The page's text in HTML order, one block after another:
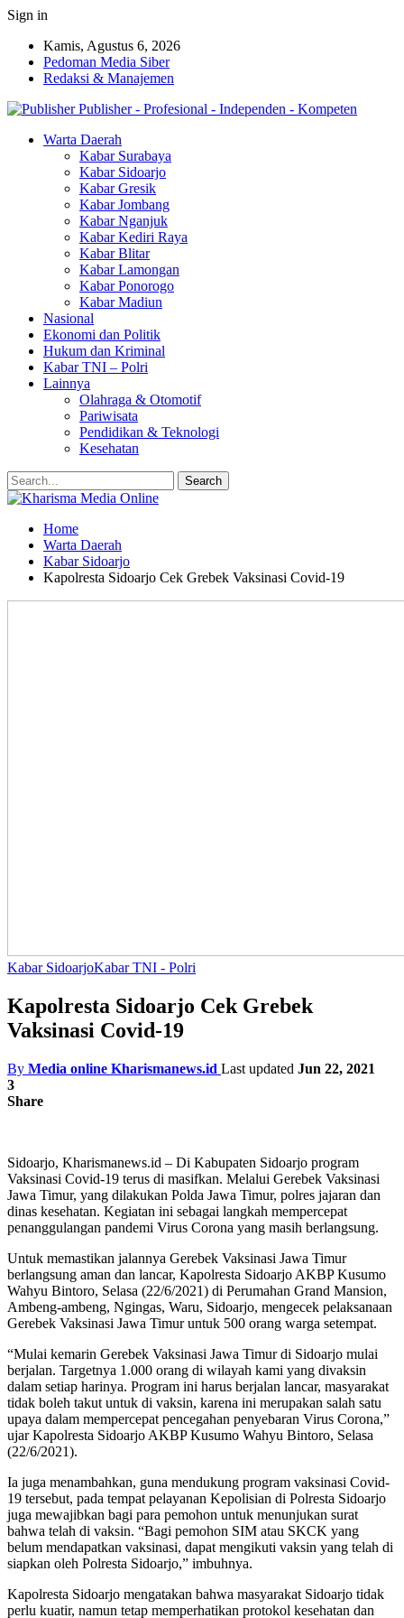
Sign in
Kamis, Agustus 6, 2026
Pedoman Media Siber
Redaksi & Manajemen
Publisher - Profesional - Independen - Kompeten
Warta Daerah
Kabar Surabaya
Kabar Sidoarjo
Kabar Gresik
Kabar Jombang
Kabar Nganjuk
Kabar Kediri Raya
Kabar Blitar
Kabar Lamongan
Kabar Ponorogo
Kabar Madiun
Nasional
Ekonomi dan Politik
Hukum dan Kriminal
Kabar TNI – Polri
Lainnya
Olahraga & Otomotif
Pariwisata
Pendidikan & Teknologi
Kesehatan
Home
Warta Daerah
Kabar Sidoarjo
Kapolresta Sidoarjo Cek Grebek Vaksinasi Covid-19
Kabar SidoarjoKabar TNI - Polri
Kapolresta Sidoarjo Cek Grebek
Vaksinasi Covid-19
By Media online Kharismanews.id Last updated Jun 22, 2021
3
Share
Sidoarjo, Kharismanews.id – Di Kabupaten Sidoarjo program
Vaksinasi Covid-19 terus di masifkan. Melalui Gerebek Vaksinasi
Jawa Timur, yang dilakukan Polda Jawa Timur, polres jajaran dan
dinas kesehatan. Kegiatan ini sebagai langkah mempercepat
penanggulangan pandemi Virus Corona yang masih berlangsung.
Untuk memastikan jalannya Gerebek Vaksinasi Jawa Timur
berlangsung aman dan lancar, Kapolresta Sidoarjo AKBP Kusumo
Wahyu Bintoro, Selasa (22/6/2021) di Perumahan Grand Mansion,
Ambeng-ambeng, Ngingas, Waru, Sidoarjo, mengecek pelaksanaan
Gerebek Vaksinasi Jawa Timur untuk 500 orang warga setempat.
“Mulai kemarin Gerebek Vaksinasi Jawa Timur di Sidoarjo mulai
berjalan. Targetnya 1.000 orang di wilayah kami yang divaksin
dalam setiap harinya. Program ini harus berjalan lancar, masyarakat
tidak boleh takut untuk di vaksin, karena ini merupakan salah satu
upaya dalam mempercepat pencegahan penyebaran Virus Corona,”
ujar Kapolresta Sidoarjo AKBP Kusumo Wahyu Bintoro, Selasa
(22/6/2021).
Ia juga menambahkan, guna mendukung program vaksinasi Covid-
19 tersebut, pada tempat pelayanan Kepolisian di Polresta Sidoarjo
juga mewajibkan bagi para pemohon untuk menunjukan surat
bahwa telah di vaksin. “Bagi pemohon SIM atau SKCK yang
belum mendapatkan vaksinasi, dapat mengikuti vaksin yang telah di
siapkan oleh Polresta Sidoarjo,” imbuhnya.
Kapolresta Sidoarjo mengatakan bahwa masyarakat Sidoarjo tidak
perlu kuatir, namun tetap memperhatikan protokol kesehatan dan